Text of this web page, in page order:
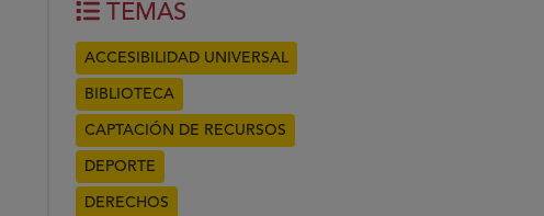
TEMAS
ACCESIBILIDAD UNIVERSAL
BIBLIOTECA
CAPTACIÓN DE RECURSOS
DEPORTE
DERECHOS